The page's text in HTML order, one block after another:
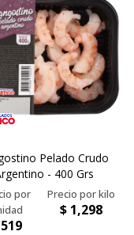
Pelado Crudo
- 400 Grs
519
$ 1,298